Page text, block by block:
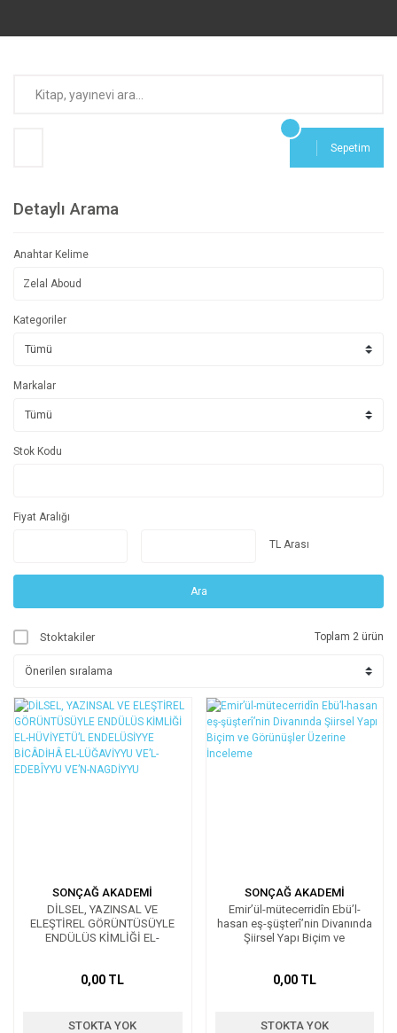
Sepetim
Detaylı Arama
Anahtar Kelime
Kategoriler
Markalar
Stok Kodu
Fiyat Aralığı
TL Arası
Ara
Stoktakiler Toplam 2 ürün
SONÇAĞ AKADEMİ
DİLSEL, YAZINSAL VE
ELEŞTİREL GÖRÜNTÜSÜYLE
ENDÜLÜS KİMLİĞİ EL-
VE’L-EDEBÎYYU VE’N-
0,00 TL
STOKTA YOK
SONÇAĞ AKADEMİ
Emir’ül-mütecerridîn Ebü’l-
hasan eş-şüşterî’nin Divanında
Şiirsel Yapı Biçim ve
0,00 TL
STOKTA YOK